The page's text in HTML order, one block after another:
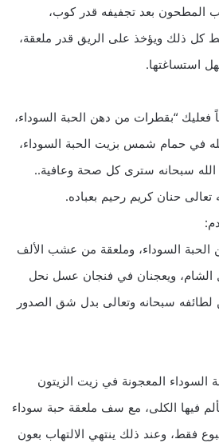
المطحون بعد تجفيفه قدر كوب،
كل ذلك ويؤخذ على الريق قدر ملعقة،
استساغتها.
“بقطرات من دهن الحبة السوداء،
في حمام شمس بزيت الحبة السوداء،
سبحانه سترى كل صحة وعافية..
تعالى حنان كريم رحيم بعباده.
السوداء، وملعقة من عشب الألف
الشام، ويعجنان في فنجان عسل نحل
لطائفه سبحانه وتعالى بدل شق الصدور
المعجونة في زيت الزيتون
فيها الكلى، مع سف ملعقة حبة سوداء
فقط، وعند ذلك ينتهي الالتهاب بعون